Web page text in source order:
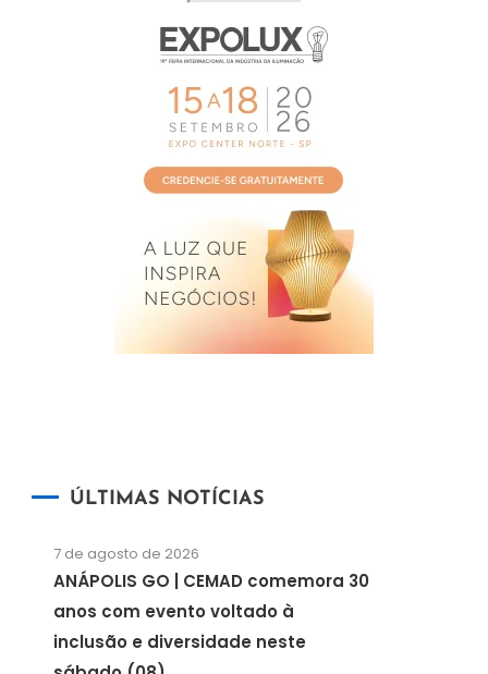
ÚLTIMAS NOTÍCIAS
7 de agosto de 2026
ANÁPOLIS GO | CEMAD comemora 30
anos com evento voltado à
inclusão e diversidade neste